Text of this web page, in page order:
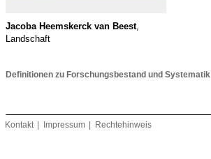
Jacoba Heemskerck van Beest,
Landschaft
Definitionen zu Forschungsbestand und Systematik
Kontakt Impressum Rechtehinweis